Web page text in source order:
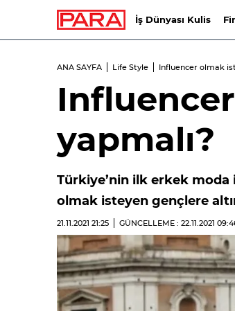
İş Dünyası Kulis
ANA SAYFA Life Style Influencer olmak
yapmalı?
Türkiye’nin ilk erkek
olmak isteyen gençlere
21.11.2021 21:25 GÜNCELLEME : 22.11.2021